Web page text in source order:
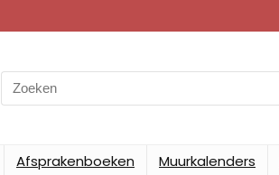
Search
for:
Afsprakenboeken Muurkalenders